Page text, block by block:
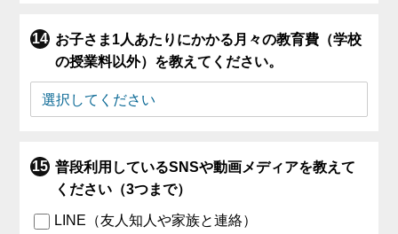
お子さま1人あたりにかかる月々の教育費（学校
の授業料以外）を教えてください。
普段利用しているSNSや動画メディアを教えて
ください（3つまで）
LINE（友人知人や家族と連絡）